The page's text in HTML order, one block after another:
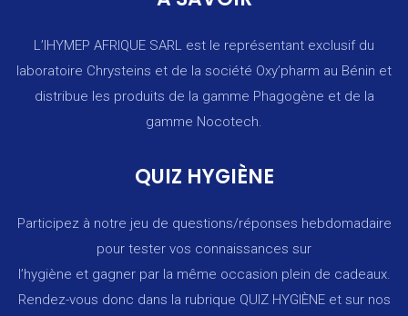
L’IHYMEP AFRIQUE SARL est le représentant exclusif du
laboratoire Chrysteins et de la société Oxy’pharm au Bénin et
distribue les produits de la gamme Phagogène et de la
gamme Nocotech.
QUIZ HYGIÈNE
Participez à notre jeu de questions/réponses hebdomadaire
pour tester vos connaissances sur
l’hygiène et gagner par la même occasion plein de cadeaux.
Rendez-vous donc dans la rubrique QUIZ HYGIÈNEet sur nos